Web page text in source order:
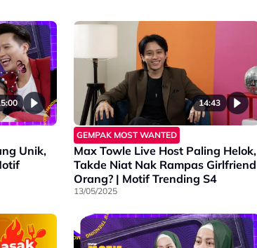
Unik,
14:43
GEMPAK MOST WANTED
Max Towle Live Host Paling Helok,
Takde Niat Nak Rampas Girlfriend
Orang? | Motif Trending S4
13/05/2025